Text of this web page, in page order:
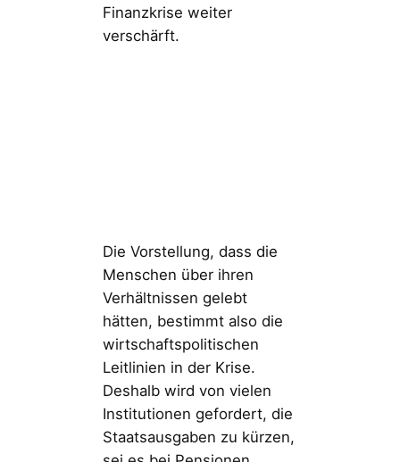
Finanzkrise weiter
verschärft.
Die Vorstellung, dass die
Menschen über ihren
Verhältnissen gelebt
hätten, bestimmt also die
wirtschaftspolitischen
Leitlinien in der Krise.
Deshalb wird von vielen
Institutionen gefordert, die
Staatsausgaben zu kürzen,